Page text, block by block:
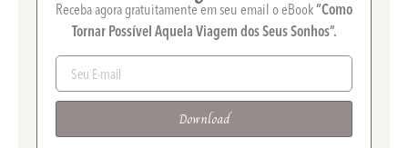
Receba agora gratuitamente em seu email o eBook“Como
Tornar Possível Aquela Viagem dos Seus Sonhos”.
Download